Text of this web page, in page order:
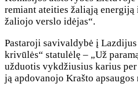
remiant ateities žaliąją
žaliojo verslo idėjas“.
Pastaroji savivaldybė į
krivūlės“ statulėlę – „Už
užduotis vykdžiusius karius
ją apdovanojo Krašto